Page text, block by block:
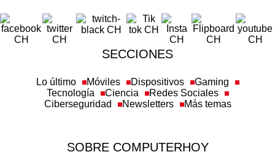
SECCIONES
Tecnología
Ciencia
Redes Sociales
Ciberseguridad
Newsletters Más temas